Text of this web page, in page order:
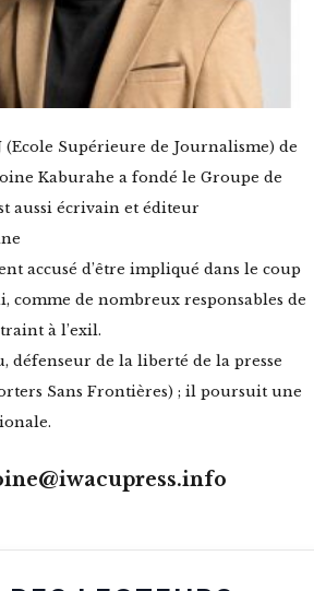
(Ecole Supérieure de Journalisme) de
Kaburahe a fondé le Groupe de
aussi écrivain et éditeur
accusé d’être impliqué dans le coup
comme de nombreux responsables de
à l’exil.
défenseur de la liberté de la presse
Sans Frontières) ; il poursuit une